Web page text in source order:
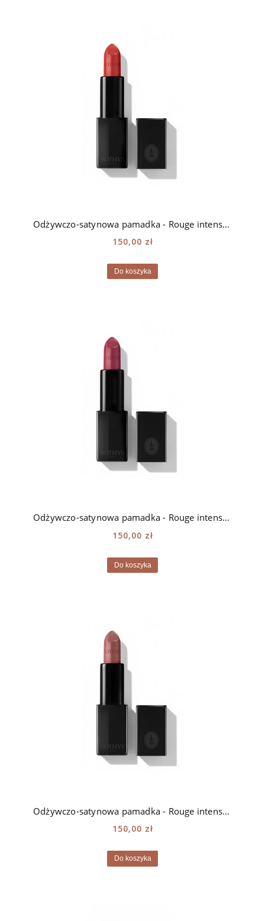
Odżywczo-satynowa pamadka - Rouge intense Sothys - 252 rouge Montsouris
150,00 zł
Do koszyka
Odżywczo-satynowa pamadka - Rouge intense Sothys - 253 framboise Foch
150,00 zł
Do koszyka
Odżywczo-satynowa pamadka - Rouge intense Sothys - 248 beige Auteuil
150,00 zł
Do koszyka